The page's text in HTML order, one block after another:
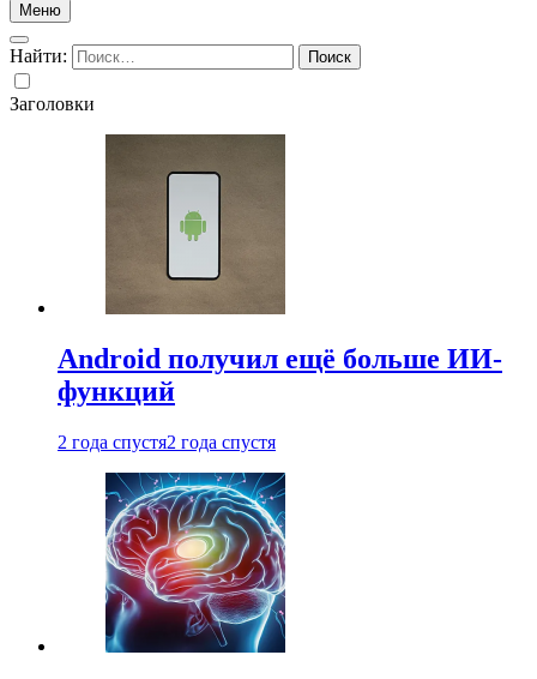
Меню
Найти:
Заголовки
Android получил ещё больше ИИ-
функций
2 года спустя2 года спустя